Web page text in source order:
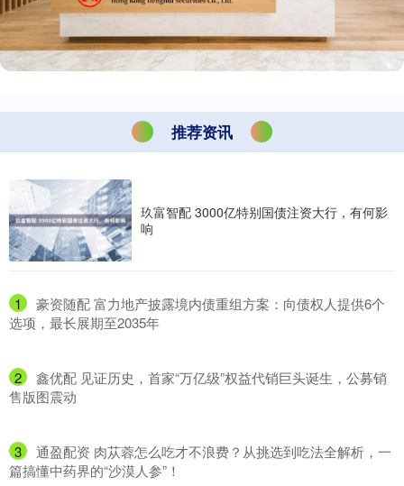
推荐资讯
玖富智配 3000亿特别国债注资大行，有何影
响
1
​豪资随配 富力地产披露境内债重组方案：向债权人提供6个
选项，最长展期至2035年
2
​鑫优配 见证历史，首家“万亿级”权益代销巨头诞生，公募销
售版图震动
3
​通盈配资 肉苁蓉怎么吃才不浪费？从挑选到吃法全解析，一
篇搞懂中药界的“沙漠人参”！